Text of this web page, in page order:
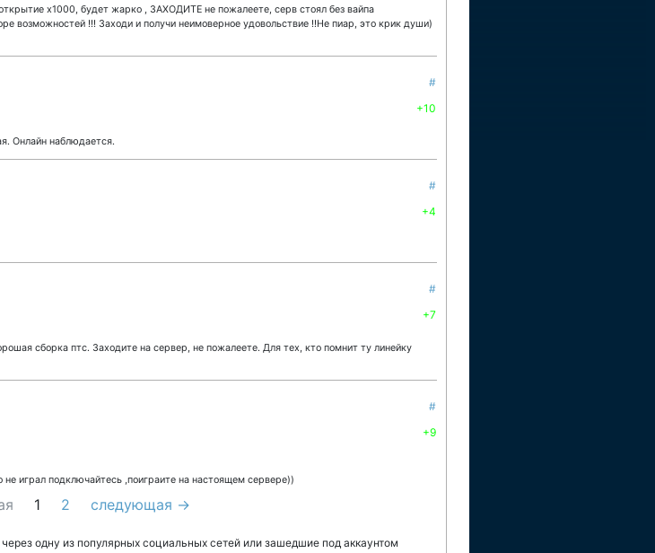
х1000, будет жарко , ЗАХОДИТЕ не пожалеете, серв стоял без вайпа
возможностей !!! Заходи и получи неимоверное удовольствие !!Не пиар, это крик души)
#
+10
Онлайн наблюдается.
#
+4
#
+7
сборка птс. Заходите на сервер, не пожалеете. Для тех, кто помнит ту линейку
#
+9
играл подключайтесь ,поиграите на настоящем сервере))
1 2 следующая →
одну из популярных социальных сетей или зашедшие под аккаунтом